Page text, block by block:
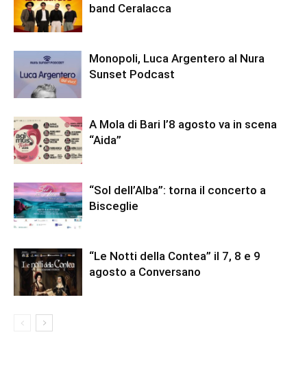
band Ceralacca
Monopoli, Luca Argentero al Nura
Sunset Podcast
A Mola di Bari l’8 agosto va in scena
“Aida”
“Sol dell’Alba”: torna il concerto a
Bisceglie
“Le Notti della Contea” il 7, 8 e 9
agosto a Conversano